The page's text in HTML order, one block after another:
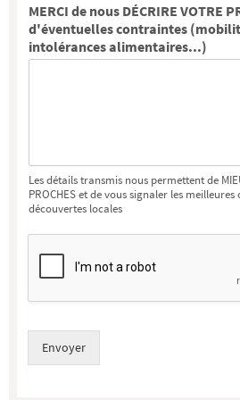
MERCI de nous DÉCRIRE VOTRE
d'éventuelles contraintes
intolérances alimentaires...)
Les détails transmis nous permettent de
PROCHES et de vous signaler les
découvertes locales
Envoyer